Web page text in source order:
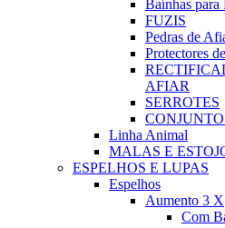
Baínhas para
FUZIS
Pedras de
Protectores
AFIAR
SERROTES
Linha Animal
MALAS E
ESPELHOS E LUPAS
Espelhos
Aumento 3 X
Com